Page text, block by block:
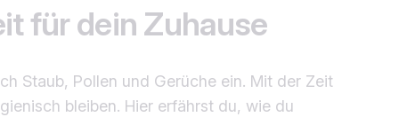
für dein Zuhause
Staub, Pollen und Gerüche ein. Mit der Zeit
bleiben. Hier erfährst du, wie du